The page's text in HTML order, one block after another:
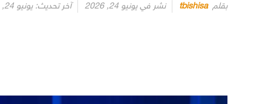
بقلم tbishisa نشر في يونيو 24, 2026 آخر تحديث: يونيو 24, 2026